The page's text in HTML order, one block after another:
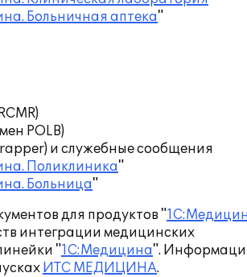
Больничная аптека"
POLB)
и служебные сообщения
Поликлиника"
Больница"
для продуктов "
интеграции медицинских
"1С:Медицина".
ИТС МЕДИЦИНА.